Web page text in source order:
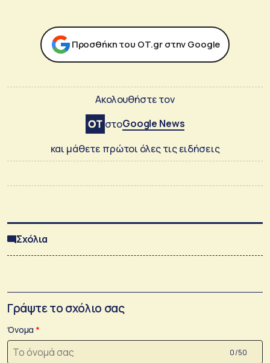
Προσθήκη του ΟΤ.gr στην Google
Ακολουθήστε τον
στοGoogle News
και μάθετε πρώτοι όλες τις ειδήσεις
Σχόλια
Γράψτε το σχόλιο σας
Όνομα
0 /50